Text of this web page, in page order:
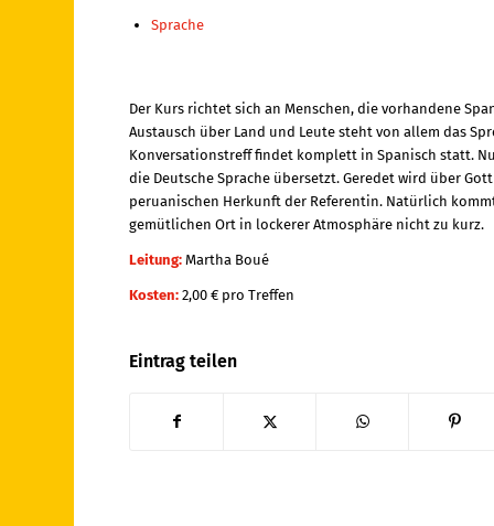
Sprache
Der Kurs richtet sich an Menschen, die vorhandene
Austausch über Land und Leute steht von allem das
Konversationstreff findet komplett in Spanisch statt.
die Deutsche Sprache übersetzt. Geredet wird über
peruanischen Herkunft der Referentin. Natürlich
gemütlichen Ort in lockerer Atmosphäre nicht zu kurz.
Leitung: Martha Boué
Kosten: 2,00 € pro Treffen
Eintrag teilen